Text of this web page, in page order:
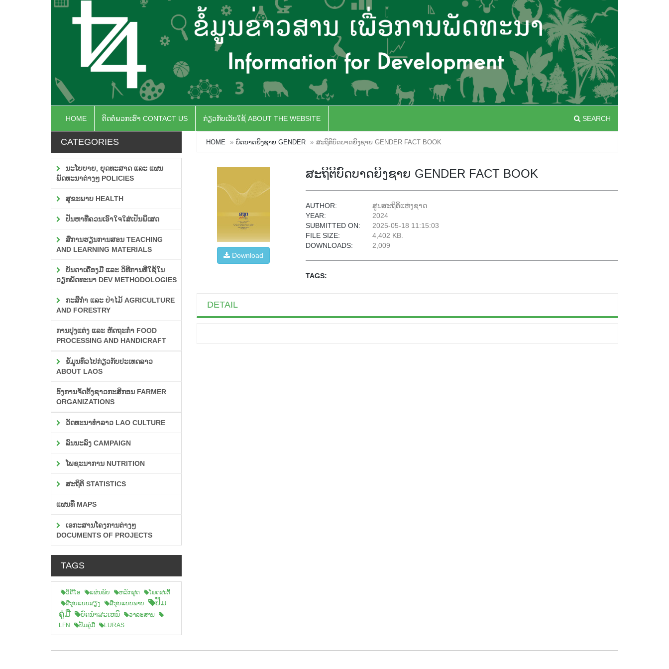
HOME ຕິດຕໍ່ພວກເຮົາ CONTACT US ກ່ຽວກັບເວັບໃຊ້ ABOUT THE WEBSITE SEARCH
CATEGORIES
ນະໂຍບາຍ, ຍຸດທະສາດ ແລະ ແຜນ
ພັດທະນາຕ່າງໆ POLICIES
ສຸຂະພາບ HEALTH
ປັນຫາທີ່ຄວນເອົາໃຈໃສ່ເປັນພິເສດ
ສື່ການຮຽນການສອນ TEACHING
AND LEARNING MATERIALS
ບັນດາເຄື່ອງມື ແລະ ວິທີການທີ່ໃຊ້ໃນ
ວຽກພັດທະນາ DEV METHODOLOGIES
ກະສິກຳ ແລະ ປ່າໄມ້ AGRICULTURE
AND FORESTRY
ການປຸງແຕ່ງ ແລະ ຫັດຖະກຳ FOOD
PROCESSING AND HANDICRAFT
ຂໍ້ມູນທົ່ວໄປກ່ຽວກັບປະເທດລາວ
ABOUT LAOS
ອົງການຈັດຕັ້ງຊາວກະສິກອນ FARMER
ORGANIZATIONS
ວັດທະນາທຳລາວ LAO CULTURE
ລົນນະລົງ CAMPAIGN
ໂພຊະນາການ NUTRITION
ສະຖິຕິ STATISTICS
ແຜນທີ່ MAPS
ເອກະສານໂຄງການຕ່າງໆ
DOCUMENTS OF PROJECTS
TAGS
ວິດີໂອ ແຜ່ນພັບ ຫລັກສູດ
ໂພດສເຕີ້
ສືຮູບແບບສຽງ
ສື່ຮູບແບບພາບ
ປື້ມ
ຄູ່ມື
ບົດນຳສະເຫນີ
ວາລະສານ
LFN
ປື້ມຄູ່ມື LURAS
HOME ບົດບາດຍິງຊາຍ GENDER ສະຖິຕິບົດບາດຍິງຊາຍ GENDER FACT BOOK
Download
ສະຖິຕິບົດບາດຍິງຊາຍ GENDER FACT BOOK
AUTHOR:
ສູນສະຖິຕິແຫ່ງຊາດ
YEAR:
2024
SUBMITTED ON:
2025-05-18 11:15:03
FILE SIZE:
4,402 KB.
DOWNLOADS:
2,009
TAGS:
DETAIL